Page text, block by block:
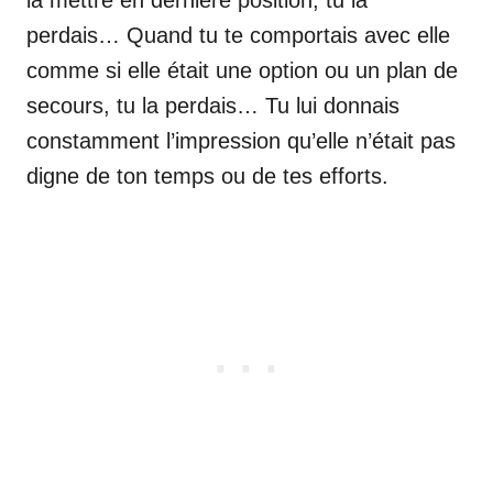
perdais… Quand tu te comportais avec elle
comme si elle était une option ou un plan de
secours, tu la perdais… Tu lui donnais
constamment l’impression qu’elle n’était pas
digne de ton temps ou de tes efforts.